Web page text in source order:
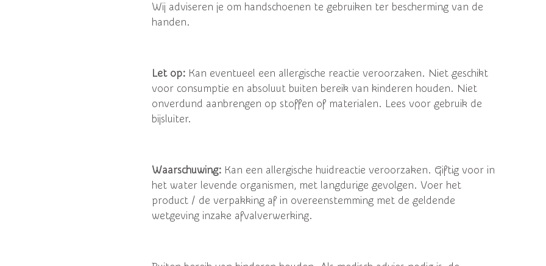
Wij adviseren je om handschoenen te gebruiken ter bescherming van de
handen.
Let op: Kan eventueel een allergische reactie veroorzaken. Niet geschikt
voor consumptie en absoluut buiten bereik van kinderen houden. Niet
onverdund aanbrengen op stoffen of materialen. Lees voor gebruik de
bijsluiter.
Waarschuwing: Kan een allergische huidreactie veroorzaken. Giftig voor in
het water levende organismen, met langdurige gevolgen. Voer het
product / de verpakking af in overeenstemming met de geldende
wetgeving inzake afvalverwerking.